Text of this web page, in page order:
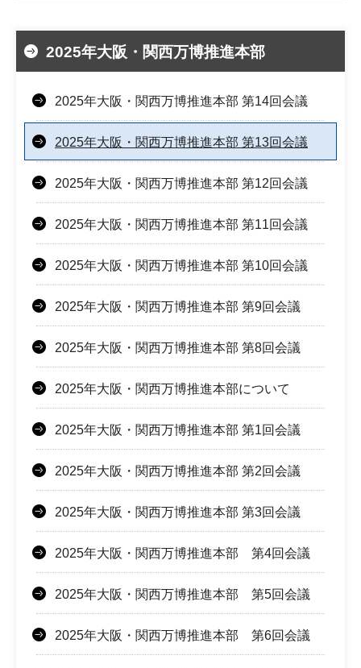
2025年大阪・関西万博推進本部
2025年大阪・関西万博推進本部 第14回会議
2025年大阪・関西万博推進本部 第13回会議
2025年大阪・関西万博推進本部 第12回会議
2025年大阪・関西万博推進本部 第11回会議
2025年大阪・関西万博推進本部 第10回会議
2025年大阪・関西万博推進本部 第9回会議
2025年大阪・関西万博推進本部 第8回会議
2025年大阪・関西万博推進本部について
2025年大阪・関西万博推進本部 第1回会議
2025年大阪・関西万博推進本部 第2回会議
2025年大阪・関西万博推進本部 第3回会議
2025年大阪・関西万博推進本部 第4回会議
2025年大阪・関西万博推進本部 第5回会議
2025年大阪・関西万博推進本部 第6回会議